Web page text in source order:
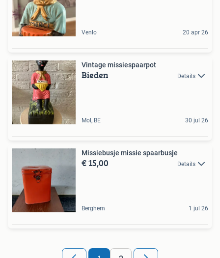
Venlo 20 apr 26
Vintage missiespaarpot
Bieden Details
Mol, BE 30 jul 26
Missiebusje missie spaarbusje
€ 15,00 Details
Berghem 1 jul 26